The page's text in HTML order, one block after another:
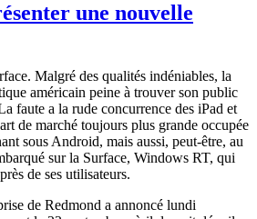
une nouvelle
Malgré des qualités indéniables, la
américain peine à trouver son public
faute a la rude concurrence des iPad et
de marché toujours plus grande occupée
sous Android, mais aussi, peut-être, au
sur la Surface, Windows RT, qui
de ses utilisateurs.
de Redmond a annoncé lundi